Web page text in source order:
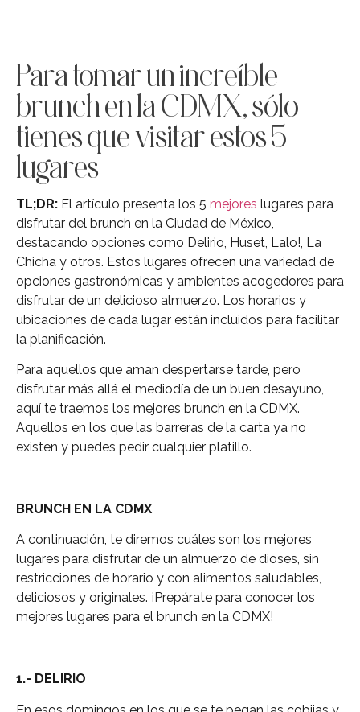
Para tomar un increíble
brunch en la CDMX, sólo
tienes que visitar estos 5
lugares
TL;DR: El artículo presenta los 5 mejores lugares para
disfrutar del brunch en la Ciudad de México,
destacando opciones como Delirio, Huset, Lalo!, La
Chicha y otros. Estos lugares ofrecen una variedad de
opciones gastronómicas y ambientes acogedores para
disfrutar de un delicioso almuerzo. Los horarios y
ubicaciones de cada lugar están incluidos para facilitar
la planificación.
Para aquellos que aman despertarse tarde, pero
disfrutar más allá el mediodía de un buen desayuno,
aquí te traemos los mejores brunch en la CDMX.
Aquellos en los que las barreras de la carta ya no
existen y puedes pedir cualquier platillo.
BRUNCH EN LA CDMX
A continuación, te diremos cuáles son los mejores
lugares para disfrutar de un almuerzo de dioses, sin
restricciones de horario y con alimentos saludables,
deliciosos y originales. ¡Prepárate para conocer los
mejores lugares para el brunch en la CDMX!
1.- DELIRIO